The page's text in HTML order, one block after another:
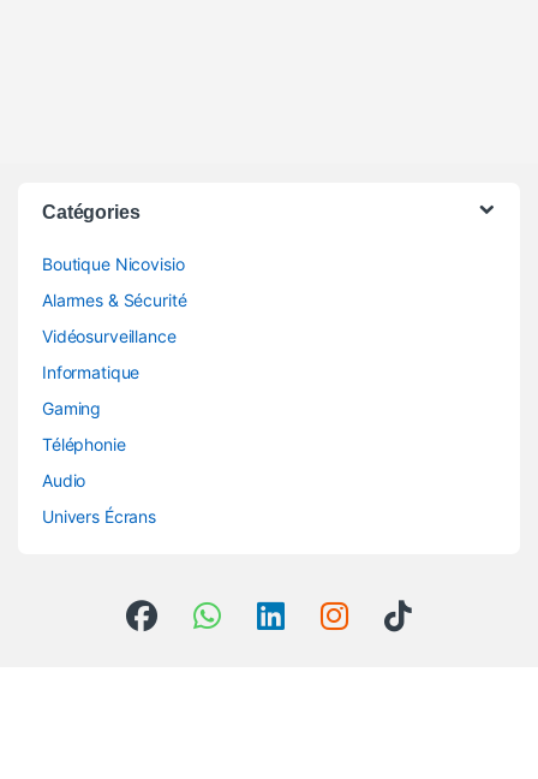
Catégories
Boutique Nicovisio
Alarmes & Sécurité
Vidéosurveillance
Informatique
Gaming
Téléphonie
Audio
Univers Écrans